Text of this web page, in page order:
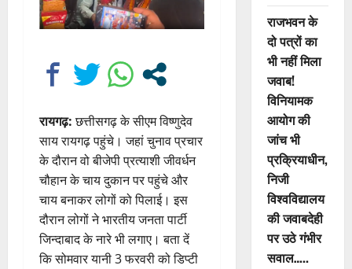
रायगढ़:छत्तीसगढ़ के सीएम विष्णुदेव
साय रायगढ़ पहुंचे। जहां चुनाव प्रचार
के दौरान वो बीजेपी प्रत्याशी जीवर्धन
चौहान के चाय दुकान पर पहुंचे और
चाय बनाकर लोगों को पिलाई। इस
दौरान लोगों ने भारतीय जनता पार्टी
जिन्दाबाद के नारे भी लगाए। बता दें
कि सोमवार यानी 3 फरवरी को डिप्टी
राजभवन के
दो पत्रों का
भी नहीं मिला
जवाब!
विनियामक
आयोग की
जांच भी
प्रक्रियाधीन,
निजी
विश्वविद्यालय
की जवाबदेही
पर उठे गंभीर
सवाल…..